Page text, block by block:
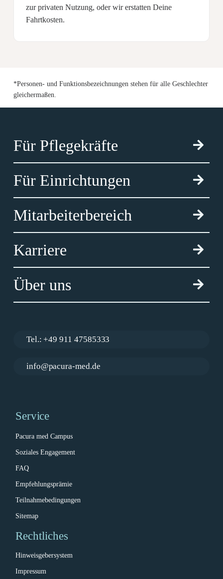
zur privaten Nutzung, oder wir erstatten Deine
Fahrtkosten.
*Personen- und Funktionsbezeichnungen stehen für alle Geschlechter
gleichermaßen.
Für Pflegekräfte
Für Einrichtungen
Mitarbeiterbereich
Karriere
Über uns
Tel.: +49 911 47585333
info@pacura-med.de
Service
Pacura med Campus
Soziales Engagement
FAQ
Empfehlungsprämie
Teilnahmebedingungen
Sitemap
Rechtliches
Hinweisgebersystem
Impressum